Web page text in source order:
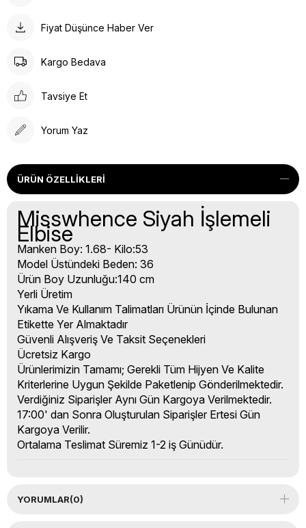
Fiyat Düşünce Haber Ver
Kargo Bedava
Tavsiye Et
Yorum Yaz
ÜRÜN ÖZELLIKLERI
Misswhence Siyah İşlemeli
Elbise
Manken Boy: 1.68- Kilo:53
Model Üstündeki Beden: 36
Ürün Boy Uzunluğu:140 cm
Yerli Üretim
Yıkama Ve Kullanım Talimatları Ürünün İçinde Bulunan
Etikette Yer Almaktadır
Güvenli Alışveriş Ve Taksit Seçenekleri
Ücretsiz Kargo
Ürünlerimizin Tamamı; Gerekli Tüm Hijyen Ve Kalite
Kriterlerine Uygun Şekilde Paketlenip Gönderilmektedir.
Verdiğiniz Siparişler Aynı Gün Kargoya Verilmektedir.
17:00' dan Sonra Oluşturulan Siparişler Ertesi Gün
Kargoya Verilir.
Ortalama Teslimat Süremiz 1-2 iş Günüdür.
YORUMLAR(0)